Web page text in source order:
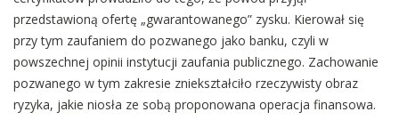
przedstawioną ofertę „gwarantowanego” zysku. Kierował się
przy tym zaufaniem do pozwanego jako banku, czyli w
powszechnej opinii instytucji zaufania publicznego. Zachowanie
pozwanego w tym zakresie zniekształciło rzeczywisty obraz
ryzyka, jakie niosła ze sobą proponowana operacja finansowa.